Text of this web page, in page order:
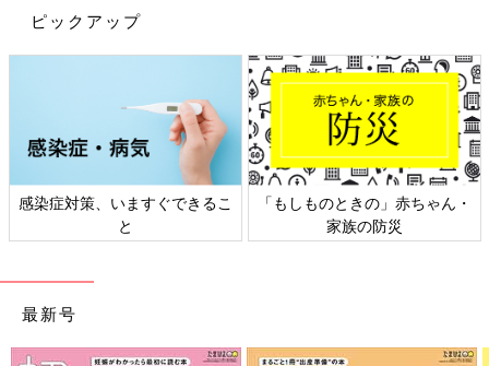
長い梅雨が明け、いよいよ本格的な夏がスタート。
と思ったら、えーっ！もう夏休み！？
小中学校と違って今年度中に学ばなければいけない範囲もないか
らか？次女の幼稚園の夏休みは当初の予定通りで、９月１日まで
がっつり40日以上お休みです…。
夏休み明けの登園がちょっと怖い…(笑)
ただ、暑い中、徒歩送迎しなくてもいいのは、すごく楽ですね
なければなりません。
児童館や人が多い大きな公園は避けているので、いつも近所の小
さな公園などで遊んでいます。
ピックアップ
感染症対策、いますぐできるこ
と
「もしものときの」赤ちゃん・
家族の防災
最新号